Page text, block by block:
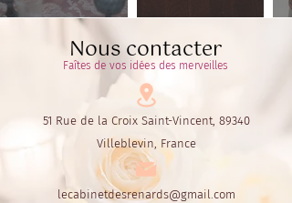
Nous contacter
Faîtes de vos idées des merveilles
51 Rue de la Croix Saint-Vincent, 89340
Villeblevin, France
lecabinetdesrenards@gmail.com